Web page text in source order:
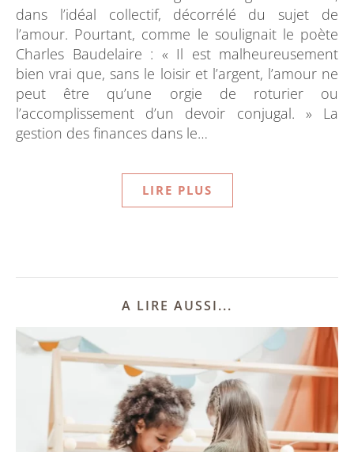
dans l’idéal collectif, décorrélé du sujet de
l’amour. Pourtant, comme le soulignait le poète
Charles Baudelaire : « Il est malheureusement
bien vrai que, sans le loisir et l’argent, l’amour ne
peut être qu’une orgie de roturier ou
l’accomplissement d’un devoir conjugal. » La
gestion des finances dans le…
LIRE PLUS
A LIRE AUSSI...